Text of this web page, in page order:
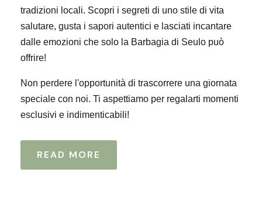
tradizioni locali. Scopri i segreti di uno stile di vita
salutare, gusta i sapori autentici e lasciati incantare
dalle emozioni che solo la Barbagia di Seulo può
offrire!
Non perdere l'opportunità di trascorrere una giornata
speciale con noi. Ti aspettiamo per regalarti momenti
esclusivi e indimenticabili!
READ MORE